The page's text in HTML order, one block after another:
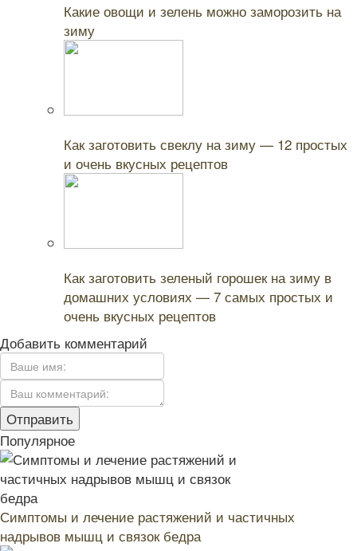
Какие овощи и зелень можно заморозить на
зиму
Как заготовить свеклу на зиму — 12 простых
и очень вкусных рецептов
Как заготовить зеленый горошек на зиму в
домашних условиях — 7 самых простых и
очень вкусных рецептов
Добавить комментарий
Популярное
Симптомы и лечение растяжений и частичных
надрывов мышц и связок бедра